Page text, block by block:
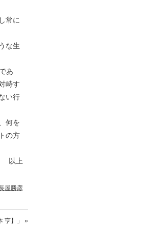
常に
な生
あ
峙す
い行
何を
の方
以上
屋勝彦
】」 »